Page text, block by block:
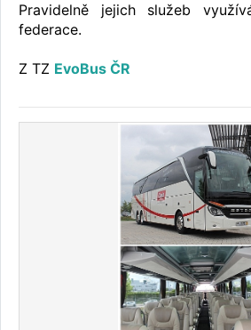
Pravidelně jejich služeb
federace.
Z TZ EvoBus ČR